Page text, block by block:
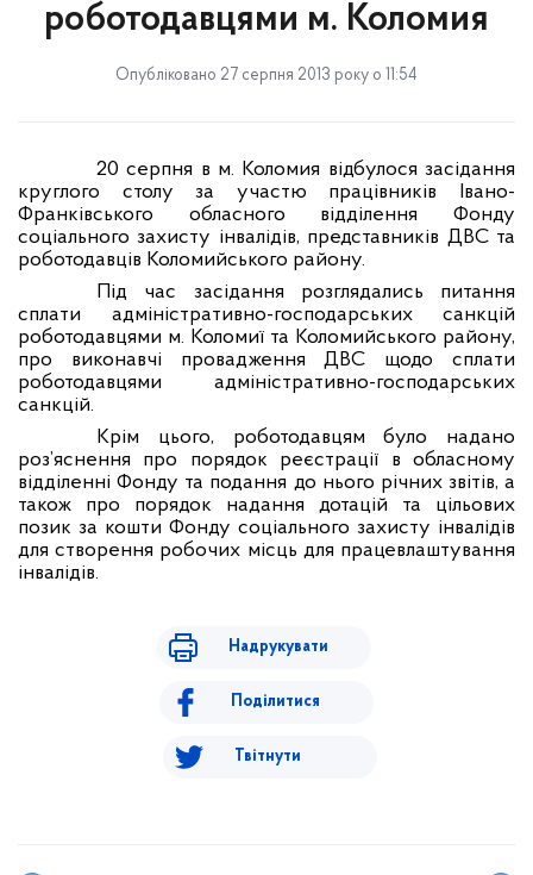
роботодавцями м. Коломия
Опубліковано 27 серпня 2013 року о 11:54
20 серпня в м. Коломия відбулося засідання
круглого столу за участю працівників Івано-
Франківського обласного відділення Фонду
соціального захисту інвалідів, представників ДВС та
роботодавців Коломийського району.
Під час засідання розглядались питання
сплати адміністративно-господарських санкцій
роботодавцями м. Коломиї та Коломийського району,
про виконавчі провадження ДВС щодо сплати
роботодавцями адміністративно-господарських
санкцій.
Крім цього, роботодавцям було надано
роз’яснення про порядок реєстрації в обласному
відділенні Фонду та подання до нього річних звітів, а
також про порядок надання дотацій та цільових
позик за кошти Фонду соціального захисту інвалідів
для створення робочих місць для працевлаштування
інвалідів.
Надрукувати
Поділитися
Твітнути